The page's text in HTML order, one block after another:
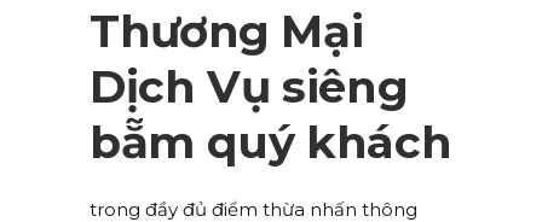
Thương Mại
Dịch Vụ siêng
bẵm quý khách
trong đầy đủ điểm thừa nhấn thông